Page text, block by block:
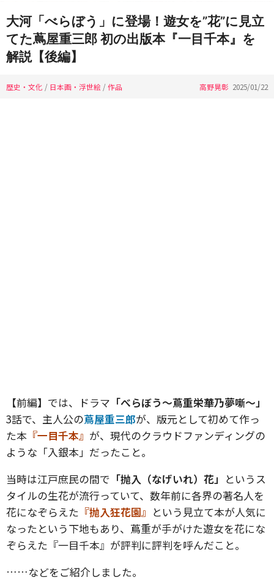
大河「べらぼう」に登場！遊女を”花”に見立
てた蔦屋重三郎 初の出版本『一目千本』を
解説【後編】
歴史・文化 / 日本画・浮世絵 /作品 高野晃彰 2025/01/22
【前編】では、ドラマ 「べらぼう〜蔦重栄華乃夢噺〜」
3話で、主人公の蔦屋重三郎が、版元として初めて作っ
た本 『一目千本』 が、現代のクラウドファンディングの
ような「入銀本」だったこと。
当時は江戸庶民の間で 「抛入（なげいれ）花」 というス
タイルの生花が流行っていて、数年前に各界の著名人を
花になぞらえた 『抛入狂花園』 という見立て本が人気に
なったという下地もあり、蔦重が手がけた遊女を花にな
ぞらえた『一目千本』が評判に評判を呼んだこと。
……などをご紹介しました。